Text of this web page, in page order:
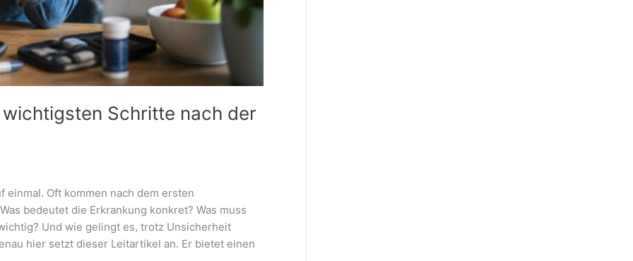
Schritte nach der
einmal. Oft kommen nach dem ersten
bedeutet die Erkrankung konkret? Was muss
Und wie gelingt es, trotz Unsicherheit
hier setzt dieser Leitartikel an. Er bietet einen